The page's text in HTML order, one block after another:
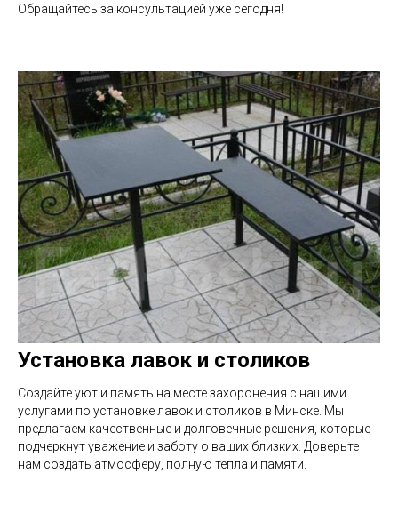
Обращайтесь за консультацией уже сегодня!
Установка лавок и столиков
Создайте уют и память на месте захоронения с нашими
услугами по установке лавок и столиков в Минске. Мы
предлагаем качественные и долговечные решения, которые
подчеркнут уважение и заботу о ваших близких. Доверьте
нам создать атмосферу, полную тепла и памяти.